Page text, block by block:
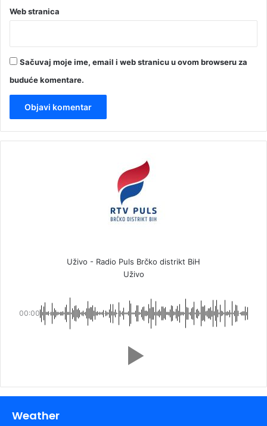
Web stranica
Sačuvaj moje ime, email i web stranicu u ovom browseru za
buduće komentare.
Uživo - Radio Puls Brčko distrikt BiH
Uživo
00:00
Weather